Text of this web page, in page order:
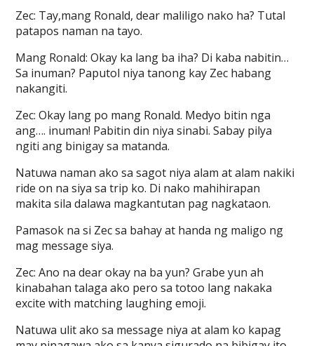
Zec: Tay,mang Ronald, dear maliligo nako ha? Tutal
patapos naman na tayo.
Mang Ronald: Okay ka lang ba iha? Di kaba nabitin…
Sa inuman? Paputol niya tanong kay Zec habang
nakangiti.
Zec: Okay lang po mang Ronald. Medyo bitin nga
ang…. inuman! Pabitin din niya sinabi. Sabay pilya
ngiti ang binigay sa matanda.
Natuwa naman ako sa sagot niya alam at alam nakiki
ride on na siya sa trip ko. Di nako mahihirapan
makita sila dalawa magkantutan pag nagkataon.
Pamasok na si Zec sa bahay at handa ng maligo ng
mag message siya.
Zec: Ano na dear okay na ba yun? Grabe yun ah
kinabahan talaga ako pero sa totoo lang nakaka
excite with matching laughing emoji.
Natuwa ulit ako sa message niya at alam ko kapag